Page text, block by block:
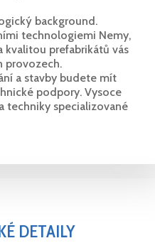
background.
technologiemi Nemy,
prefabrikátů vás
provozech.
a stavby budete mít
podpory. Vysoce
techniky specializované
DETAILY